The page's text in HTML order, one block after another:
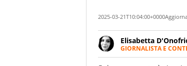
2025-03-21T10:04:00+0000
Elisabetta
GIORNALISTA E
Giornalista